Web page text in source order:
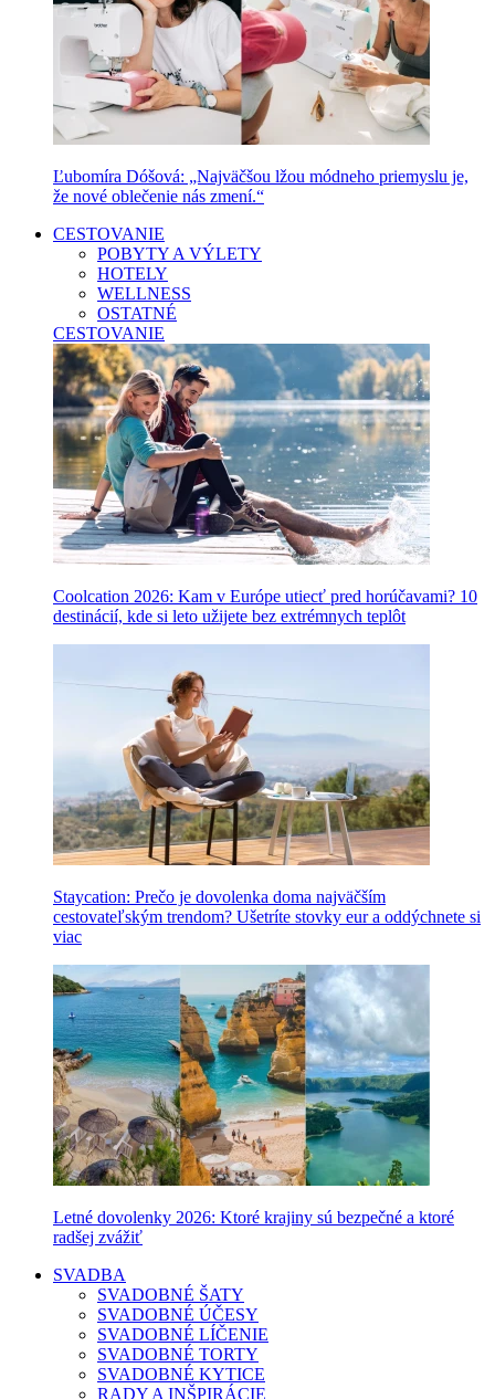
Ľubomíra Dóšová: „Najväčšou lžou módneho priemyslu je,
že nové oblečenie nás zmení.“
CESTOVANIE
POBYTY A VÝLETY
HOTELY
WELLNESS
OSTATNÉ
CESTOVANIE
Coolcation 2026: Kam v Európe utiecť pred horúčavami? 10
destinácií, kde si leto užijete bez extrémnych teplôt
Staycation: Prečo je dovolenka doma najväčším
cestovateľským trendom? Ušetríte stovky eur a oddýchnete si
viac
Letné dovolenky 2026: Ktoré krajiny sú bezpečné a ktoré
radšej zvážiť
SVADBA
SVADOBNÉ ŠATY
SVADOBNÉ ÚČESY
SVADOBNÉ LÍČENIE
SVADOBNÉ TORTY
SVADOBNÉ KYTICE
RADY A INŠPIRÁCIE